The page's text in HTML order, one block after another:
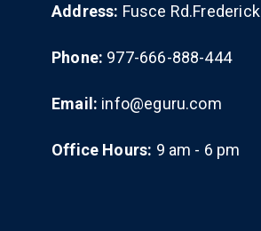
Address: Fusce Rd.Frederick
Phone: 977-666-888-444
Email: info@eguru.com
Office Hours: 9 am - 6 pm